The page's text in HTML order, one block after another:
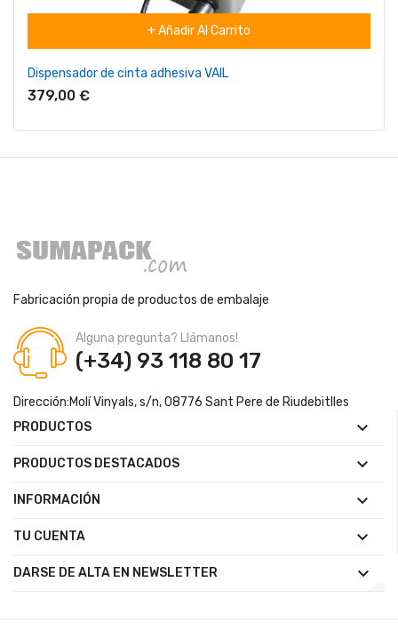
+ Añadir Al Carrito
Dispensador de cinta adhesiva VAIL
379,00 €
Fabricación propia de productos de embalaje
Alguna pregunta? Llámanos!
(+34) 93 118 80 17
Dirección:Molí Vinyals, s/n, 08776 Sant Pere de Riudebitlles
PRODUCTOS

PRODUCTOS DESTACADOS 
INFORMACIÓN 
TU CUENTA 
DARSE DE ALTA EN NEWSLETTER 